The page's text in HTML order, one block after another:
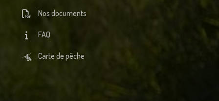
Nos documents
FAQ
Carte de pêche